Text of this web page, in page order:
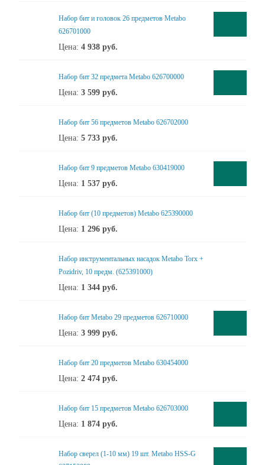
Набор бит и головок 26 предметов Metabo
626701000
Цена: 4 938 руб.
Набор бит 32 предмета Metabo 626700000
Цена: 3 599 руб.
Набор бит 56 предметов Metabo 626702000
Цена: 5 733 руб.
Набор бит 9 предметов Metabo 630419000
Цена: 1 537 руб.
Набор бит (10 предметов) Metabo 625390000
Цена: 1 296 руб.
Набор инструментальных насадок Metabo Torx +
Pozidriv, 10 предм. (625391000)
Цена: 1 344 руб.
Набор бит Metabo 29 предметов 626710000
Цена: 3 999 руб.
Набор бит 20 предметов Metabo 630454000
Цена: 2 474 руб.
Набор бит 15 предметов Metabo 626703000
Цена: 1 874 руб.
Набор сверел (1-10 мм) 19 шт. Metabo HSS-G